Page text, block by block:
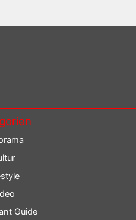
Guide